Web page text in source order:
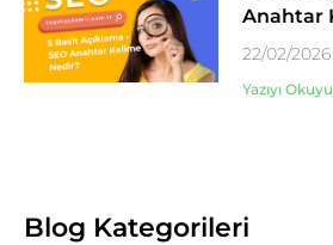
Anahtar
22/02/2026
Yazıyı
Blog Kategorileri